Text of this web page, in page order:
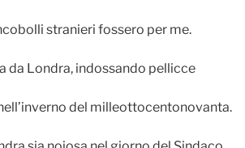
stranieri fossero per me.
da Londra, indossando pellicce
del milleottocentonovanta.